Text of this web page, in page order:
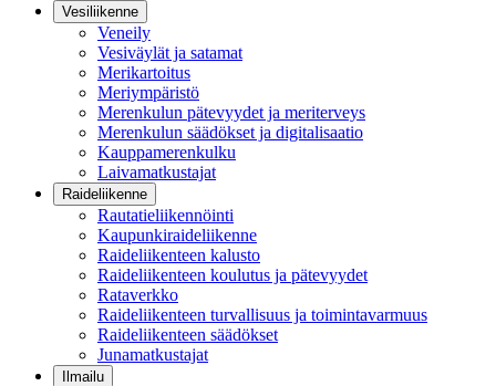
Vesiliikenne
Veneily
Vesiväylät ja satamat
Merikartoitus
Meriympäristö
Merenkulun pätevyydet ja meriterveys
Merenkulun säädökset ja digitalisaatio
Kauppamerenkulku
Laivamatkustajat
Raideliikenne
Rautatieliikennöinti
Kaupunkiraideliikenne
Raideliikenteen kalusto
Raideliikenteen koulutus ja pätevyydet
Rataverkko
Raideliikenteen turvallisuus ja toimintavarmuus
Raideliikenteen säädökset
Junamatkustajat
Ilmailu